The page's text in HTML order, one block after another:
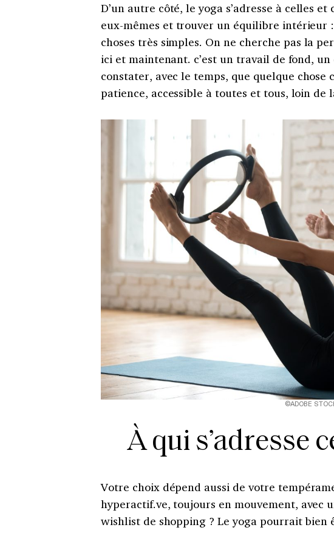
D’un autre côté, le yoga s’adresse à celles
eux-mêmes et trouver un équilibre intérieur
choses très simples. On ne cherche pas la
ici et maintenant. c’est un travail de fond,
constater, avec le temps, que quelque chose
patience, accessible à toutes et tous, loin
©ADOBE
À qui s’adresse
Votre choix dépend aussi de votre
hyperactif.ve, toujours en mouvement, avec
wishlist de shopping ? Le yoga pourrait bien